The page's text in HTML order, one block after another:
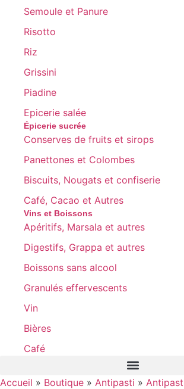
Semoule et Panure
Risotto
Riz
Grissini
Piadine
Epicerie salée
Épicerie sucrée
Conserves de fruits et sirops
Panettones et Colombes
Biscuits, Nougats et confiserie
Café, Cacao et Autres
Vins et Boissons
Apéritifs, Marsala et autres
Digestifs, Grappa et autres
Boissons sans alcool
Granulés effervescents
Vin
Bières
Café
Accueil » Boutique » Antipasti »